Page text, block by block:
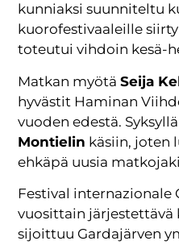
kunniaksi suunniteltu
kuorofestivaaleille
toteutui vihdoin kesä-
Matkan myötäSeija
hyvästit Haminan
vuoden edestä.
Montielin käsiin, joten
ehkäpä uusia
Festival internazionale
vuosittain järjestettävä
sijoittuu Gardajärven